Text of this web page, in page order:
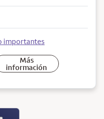
importantes
Más
información